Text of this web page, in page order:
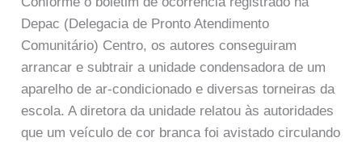
Depac (Delegacia de Pronto Atendimento
Comunitário) Centro, os autores conseguiram
arrancar e subtrair a unidade condensadora de um
aparelho de ar-condicionado e diversas torneiras da
escola. A diretora da unidade relatou às autoridades
que um veículo de cor branca foi avistado circulando